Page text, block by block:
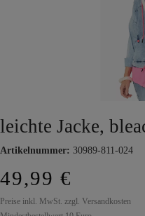
leichte Jacke,
Artikelnummer: 30989-811-024
49,99 €
Preise inkl. MwSt. zzgl. Versandkosten